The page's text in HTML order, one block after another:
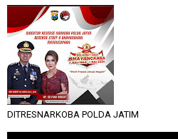
DITRESNARKOBA POLDA JATIM